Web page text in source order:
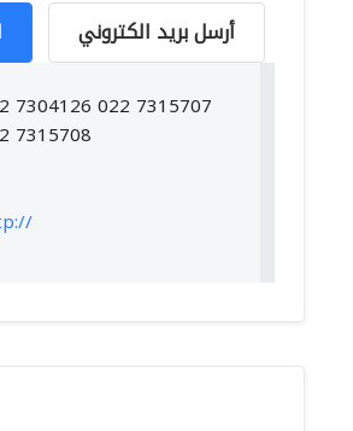
أرسل بريد الكتروني
7304126 022 7315707
7315708